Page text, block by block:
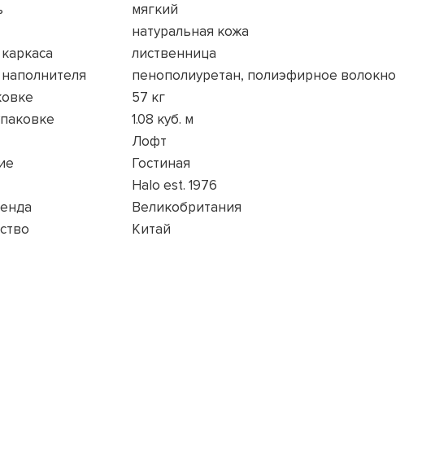
мягкий
натуральная кожа
лиственница
пенополиуретан, полиэфирное волокно
57 кг
1.08 куб. м
Лофт
Гостиная
Halo est. 1976
Великобритания
Китай